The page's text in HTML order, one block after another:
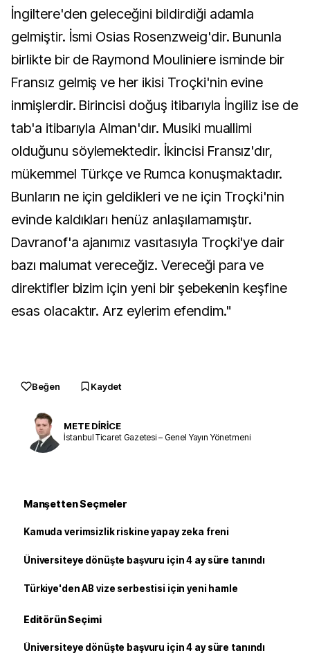
İngiltere'den geleceğini bildirdiği adamla
gelmiştir. İsmi Osias Rosenzweig'dir. Bununla
birlikte bir de Raymond Mouliniere isminde bir
Fransız gelmiş ve her ikisi Troçki'nin evine
inmişlerdir. Birincisi doğuş itibarıyla İngiliz ise de
tab'a itibarıyla Alman'dır. Musiki muallimi
olduğunu söylemektedir. İkincisi Fransız'dır,
mükemmel Türkçe ve Rumca konuşmaktadır.
Bunların ne için geldikleri ve ne için Troçki'nin
evinde kaldıkları henüz anlaşılamamıştır.
Davranof'a ajanımız vasıtasıyla Troçki'ye dair
bazı malumat vereceğiz. Vereceği para ve
direktifler bizim için yeni bir şebekenin keşfine
esas olacaktır. Arz eylerim efendim."
Beğen Kaydet
METE DİRİCE
İstanbul Ticaret Gazetesi – Genel Yayın Yönetmeni
Manşetten Seçmeler
Kamuda verimsizlik riskine yapay zeka freni
Üniversiteye dönüşte başvuru için 4 ay süre tanındı
Türkiye'den AB vize serbestisi için yeni hamle
Editörün Seçimi
Üniversiteye dönüşte başvuru için 4 ay süre tanındı